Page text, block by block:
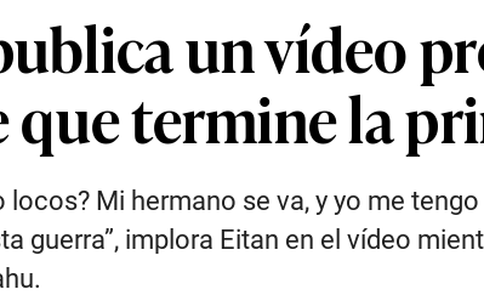
un vídeo
que termine la
locos? Mi hermano se va, y yo me
guerra”, implora Eitan en el vídeo